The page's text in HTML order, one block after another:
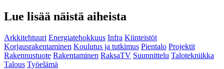
Lue lisää näistä aiheista
Arkkitehtuuri Energiatehokkuus Infra Kiinteistöt
Korjausrakentaminen Koulutus ja tutkimus Pientalo Projektit
Rakennustuote Rakentaminen RaksaTV Suunnittelu Talotekniikka
Talous Työelämä